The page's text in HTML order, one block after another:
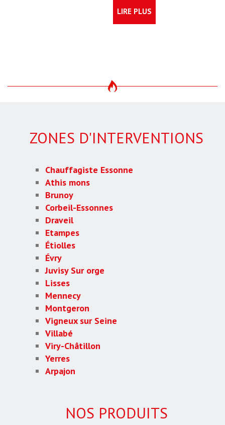
LIRE PLUS
ZONES D'INTERVENTIONS
Chauffagiste Essonne
Athis mons
Brunoy
Corbeil-Essonnes
Draveil
Etampes
Étiolles
Évry
Juvisy Sur orge
Lisses
Mennecy
Montgeron
Vigneux sur Seine
Villabé
Viry-Châtillon
Yerres
Arpajon
NOS PRODUITS